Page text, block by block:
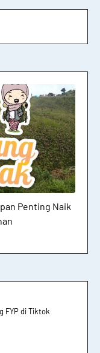
Penting Naik
FYP di Tiktok